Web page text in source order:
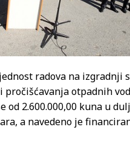
radova na izgradnji
pročišćavanja otpadnih
od 2.600.000,00 kuna u
a navedeno je